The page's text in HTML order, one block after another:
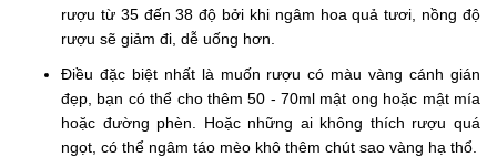
rượu từ 35 đến 38 độ bởi khi ngâm hoa quả tươi, nồng độ
rượu sẽ giảm đi, dễ uống hơn.
Điều đặc biệt nhất là muốn rượu có màu vàng cánh gián
đẹp, bạn có thể cho thêm 50 - 70ml mật ong hoặc mật mía
hoặc đường phèn. Hoặc những ai không thích rượu quá
ngọt, có thể ngâm táo mèo khô thêm chút sao vàng hạ thổ.